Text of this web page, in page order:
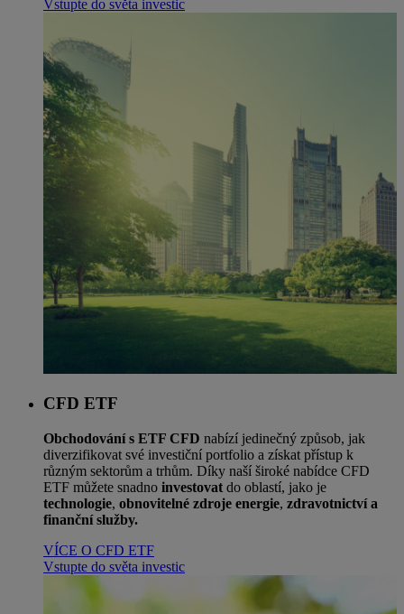
Vstupte do světa investic
CFD ETF
Obchodování s ETF CFD nabízí jedinečný způsob, jak
diverzifikovat své investiční portfolio a získat přístup k
různým sektorům a trhům. Díky naší široké nabídce CFD
ETF můžete snadno investovat do oblastí, jako je
technologie, obnovitelné zdroje energie, zdravotnictví a
finanční služby.
VÍCE O CFD ETF
Vstupte do světa investic